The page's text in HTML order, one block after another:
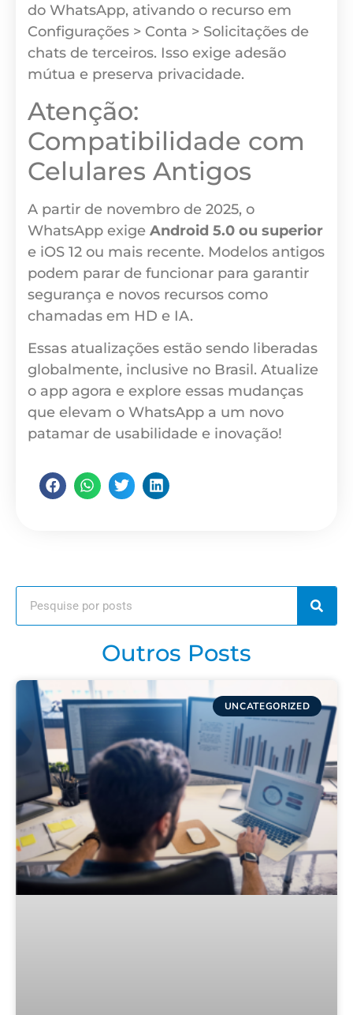
do WhatsApp, ativando o recurso em
Configurações > Conta > Solicitações de
chats de terceiros. Isso exige adesão
mútua e preserva privacidade.
Atenção:
Compatibilidade com
Celulares Antigos
A partir de novembro de 2025, o
WhatsApp exige Android 5.0 ou superior
e iOS 12 ou mais recente. Modelos antigos
podem parar de funcionar para garantir
segurança e novos recursos como
chamadas em HD e IA.
Essas atualizações estão sendo liberadas
globalmente, inclusive no Brasil. Atualize
o app agora e explore essas mudanças
que elevam o WhatsApp a um novo
patamar de usabilidade e inovação!
Outros Posts
UNCATEGORIZED